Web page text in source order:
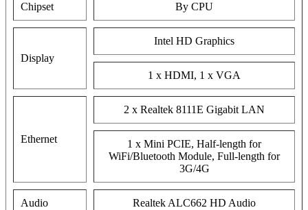
Chipset By CPU
Display
Intel HD Graphics
1 x HDMI, 1 x VGA
Ethernet
2 x Realtek 8111E Gigabit LAN
1 x Mini PCIE, Half-length for
WiFi/Bluetooth Module, Full-length for
3G/4G
Audio Realtek ALC662 HD Audio